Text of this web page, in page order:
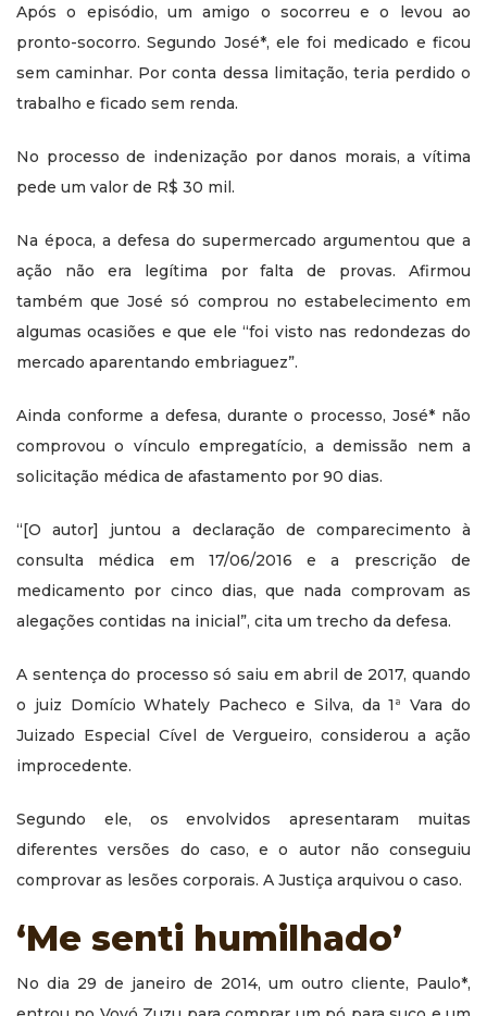
Após o episódio, um amigo o socorreu e o levou ao
pronto-socorro. Segundo José*, ele foi medicado e ficou
sem caminhar. Por conta dessa limitação, teria perdido o
trabalho e ficado sem renda.
No processo de indenização por danos morais, a vítima
pede um valor de R$ 30 mil.
Na época, a defesa do supermercado argumentou que a
ação não era legítima por falta de provas. Afirmou
também que José só comprou no estabelecimento em
algumas ocasiões e que ele “foi visto nas redondezas do
mercado aparentando embriaguez”.
Ainda conforme a defesa, durante o processo, José* não
comprovou o vínculo empregatício, a demissão nem a
solicitação médica de afastamento por 90 dias.
“[O autor] juntou a declaração de comparecimento à
consulta médica em 17/06/2016 e a prescrição de
medicamento por cinco dias, que nada comprovam as
alegações contidas na inicial”, cita um trecho da defesa.
A sentença do processo só saiu em abril de 2017, quando
o juiz Domício Whately Pacheco e Silva, da 1ª Vara do
Juizado Especial Cível de Vergueiro, considerou a ação
improcedente.
Segundo ele, os envolvidos apresentaram muitas
diferentes versões do caso, e o autor não conseguiu
comprovar as lesões corporais. A Justiça arquivou o caso.
‘Me senti humilhado’
No dia 29 de janeiro de 2014, um outro cliente, Paulo*,